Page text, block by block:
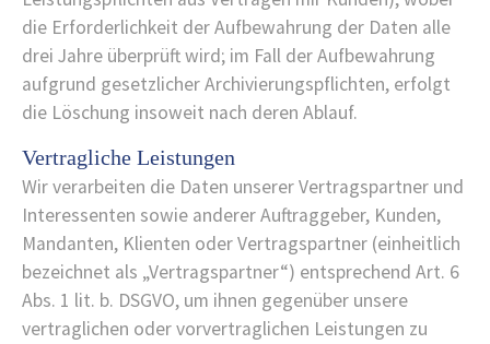
die Erforderlichkeit der Aufbewahrung der Daten alle
drei Jahre überprüft wird; im Fall der Aufbewahrung
aufgrund gesetzlicher Archivierungspflichten, erfolgt
die Löschung insoweit nach deren Ablauf.
Vertragliche Leistungen
Wir verarbeiten die Daten unserer Vertragspartner und
Interessenten sowie anderer Auftraggeber, Kunden,
Mandanten, Klienten oder Vertragspartner (einheitlich
bezeichnet als „Vertragspartner“) entsprechend Art. 6
Abs. 1 lit. b. DSGVO, um ihnen gegenüber unsere
vertraglichen oder vorvertraglichen Leistungen zu